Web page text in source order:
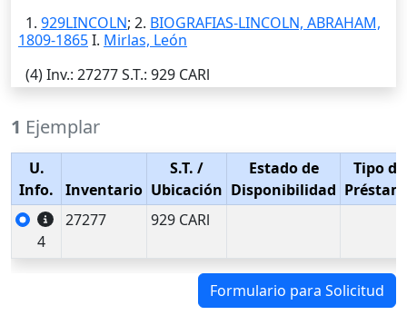
1. 929LINCOLN; 2. BIOGRAFIAS-LINCOLN, ABRAHAM,
1809-1865I. Mirlas, León
(4)Inv.: 27277S.T.: 929 CARl
1 Ejemplar
U.
Info.
Inventario
S.T. /
Ubicación
Estado de
Disponibilidad
Tipo de
4
27277 929 CARl
Formulario para Solicitud